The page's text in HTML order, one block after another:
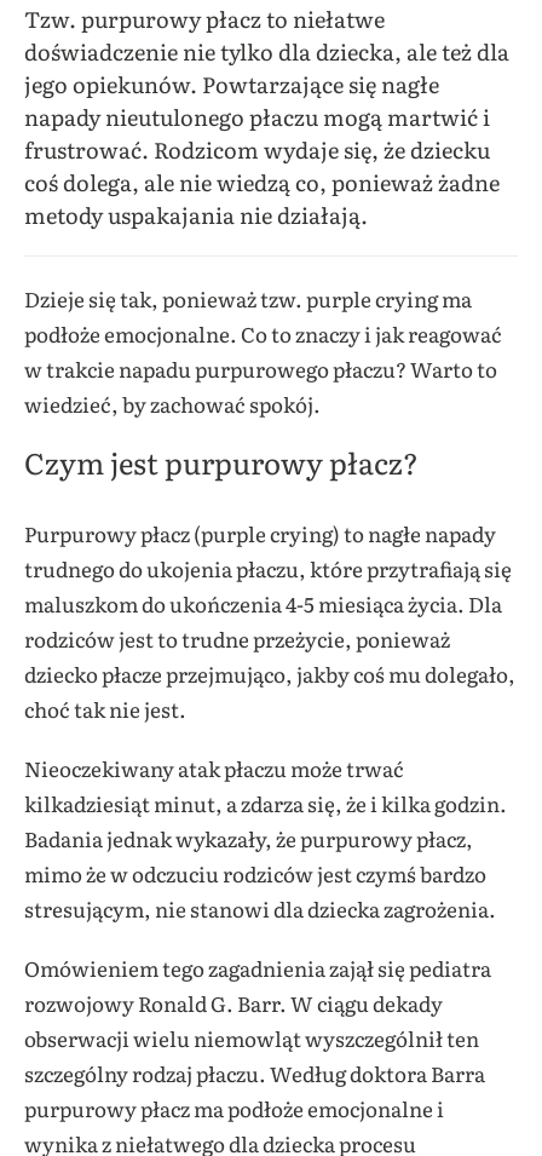
Tzw. purpurowy płacz to niełatwe
doświadczenie nie tylko dla dziecka, ale też dla
jego opiekunów. Powtarzające się nagłe
napady nieutulonego płaczu mogą martwić i
frustrować. Rodzicom wydaje się, że dziecku
coś dolega, ale nie wiedzą co, ponieważ żadne
metody uspakajania nie działają.
Dzieje się tak, ponieważ tzw. purple crying ma
podłoże emocjonalne. Co to znaczy i jak reagować
w trakcie napadu purpurowego płaczu? Warto to
wiedzieć, by zachować spokój.
Czym jest purpurowy płacz?
Purpurowy płacz (purple crying) to nagłe napady
trudnego do ukojenia płaczu, które przytrafiają się
maluszkom do ukończenia 4-5 miesiąca życia. Dla
rodziców jest to trudne przeżycie, ponieważ
dziecko płacze przejmująco, jakby coś mu dolegało,
choć tak nie jest.
Nieoczekiwany atak płaczu może trwać
kilkadziesiąt minut, a zdarza się, że i kilka godzin.
Badania jednak wykazały, że purpurowy płacz,
mimo że w odczuciu rodziców jest czymś bardzo
stresującym, nie stanowi dla dziecka zagrożenia.
Omówieniem tego zagadnienia zajął się pediatra
rozwojowy Ronald G. Barr. W ciągu dekady
obserwacji wielu niemowląt wyszczególnił ten
szczególny rodzaj płaczu. Według doktora Barra
purpurowy płacz ma podłoże emocjonalne i
wynika z niełatwego dla dziecka procesu